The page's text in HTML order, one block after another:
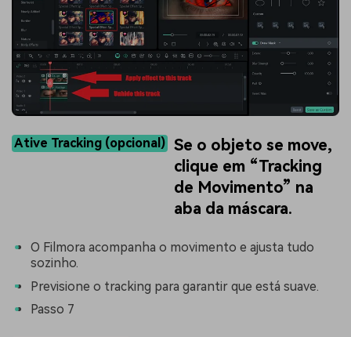
Ative Tracking (opcional) Se o objeto se move,
clique em “Tracking
de Movimento” na
aba da máscara.
O Filmora acompanha o movimento e ajusta tudo
sozinho.
Previsione o tracking para garantir que está suave.
Passo 7